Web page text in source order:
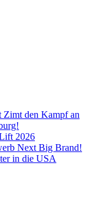
Zimt den Kampf an
2026
Next Big Brand!
in die USA